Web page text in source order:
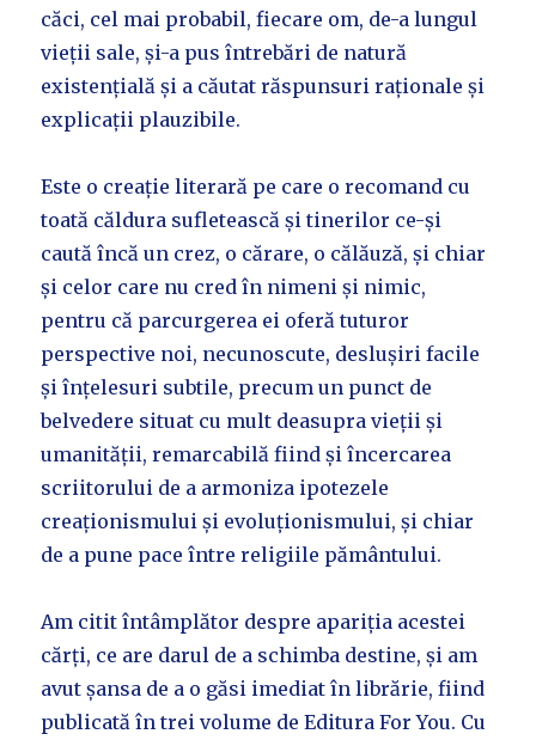
căci, cel mai probabil, fiecare om, de-a lungul
vieții sale, și-a pus întrebări de natură
existențială și a căutat răspunsuri raționale și
explicații plauzibile.
Este o creație literară pe care o recomand cu
toată căldura sufletească și tinerilor ce-și
caută încă un crez, o cărare, o călăuză, și chiar
și celor care nu cred în nimeni și nimic,
pentru că parcurgerea ei oferă tuturor
perspective noi, necunoscute, deslușiri facile
și înțelesuri subtile, precum un punct de
belvedere situat cu mult deasupra vieții și
umanității, remarcabilă fiind și încercarea
scriitorului de a armoniza ipotezele
creaționismului și evoluționismului, și chiar
de a pune pace între religiile pământului.
Am citit întâmplător despre apariția acestei
cărți, ce are darul de a schimba destine, și am
avut șansa de a o găsi imediat în librărie, fiind
publicată în trei volume de Editura For You. Cu